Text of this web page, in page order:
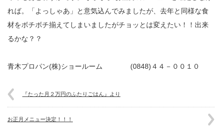
れば。「よっしゃあ」と意気込んでみましたが、去年と同様な食
材をボチボチ揃えてしまいましたがチョッとは変えたい！！出来
るかな？？
青木プロパン(株)ショールーム (0848)４４－００１０
『たった月２万円のふたりごはん』より
お正月メニュー決定！！！